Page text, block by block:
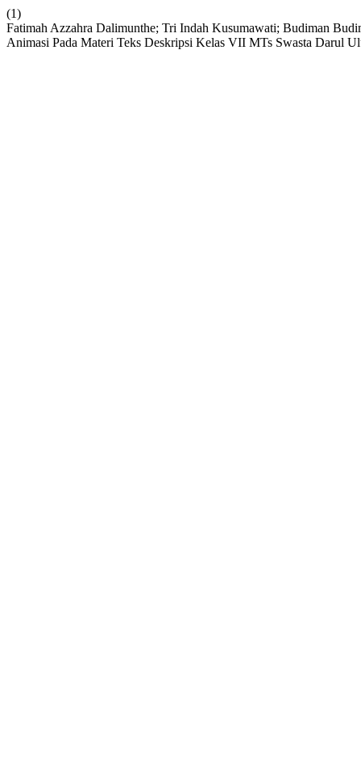
(1)
Fatimah Azzahra Dalimunthe; Tri Indah Kusumawati; Budiman
Animasi Pada Materi Teks Deskripsi Kelas VII MTs Swasta Darul